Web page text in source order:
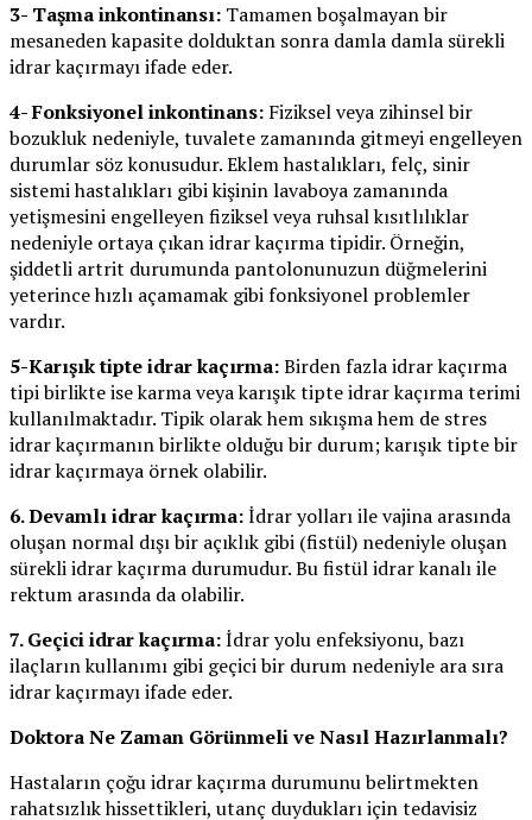
3- Taşma inkontinansı: Tamamen boşalmayan bir
mesaneden kapasite dolduktan sonra damla damla sürekli
idrar kaçırmayı ifade eder.
4- Fonksiyonel inkontinans: Fiziksel veya zihinsel bir
bozukluk nedeniyle, tuvalete zamanında gitmeyi engelleyen
durumlar söz konusudur. Eklem hastalıkları, felç, sinir
sistemi hastalıkları gibi kişinin lavaboya zamanında
yetişmesini engelleyen fiziksel veya ruhsal kısıtlılıklar
nedeniyle ortaya çıkan idrar kaçırma tipidir. Örneğin,
şiddetli artrit durumunda pantolonunuzun düğmelerini
yeterince hızlı açamamak gibi fonksiyonel problemler
vardır.
5-Karışık tipte idrar kaçırma:Birden fazla idrar kaçırma
tipi birlikte ise karma veya karışık tipte idrar kaçırma terimi
kullanılmaktadır. Tipik olarak hem sıkışma hem de stres
idrar kaçırmanın birlikte olduğu bir durum; karışık tipte bir
idrar kaçırmaya örnek olabilir.
6. Devamlı idrar kaçırma:İdrar yolları ile vajina arasında
oluşan normal dışı bir açıklık gibi (fistül) nedeniyle oluşan
sürekli idrar kaçırma durumudur. Bu fistül idrar kanalı ile
rektum arasında da olabilir.
7. Geçici idrar kaçırma:İdrar yolu enfeksiyonu, bazı
ilaçların kullanımı gibi geçici bir durum nedeniyle ara sıra
idrar kaçırmayı ifade eder.
Doktora Ne Zaman Görünmeli ve Nasıl Hazırlanmalı?
Hastaların çoğu idrar kaçırma durumunu belirtmekten
rahatsızlık hissettikleri, utanç duydukları için tedavisiz